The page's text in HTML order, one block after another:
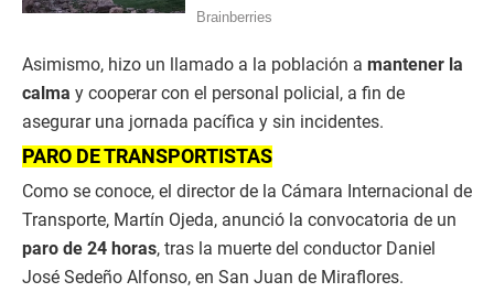
Asimismo, hizo un llamado a la población a mantener la
calma y cooperar con el personal policial, a fin de
asegurar una jornada pacífica y sin incidentes.
PARO DE TRANSPORTISTAS
Como se conoce, el director de la Cámara Internacional de
Transporte, Martín Ojeda, anunció la convocatoria de un
paro de 24 horas, tras la muerte del conductor Daniel
José Sedeño Alfonso, en San Juan de Miraflores.